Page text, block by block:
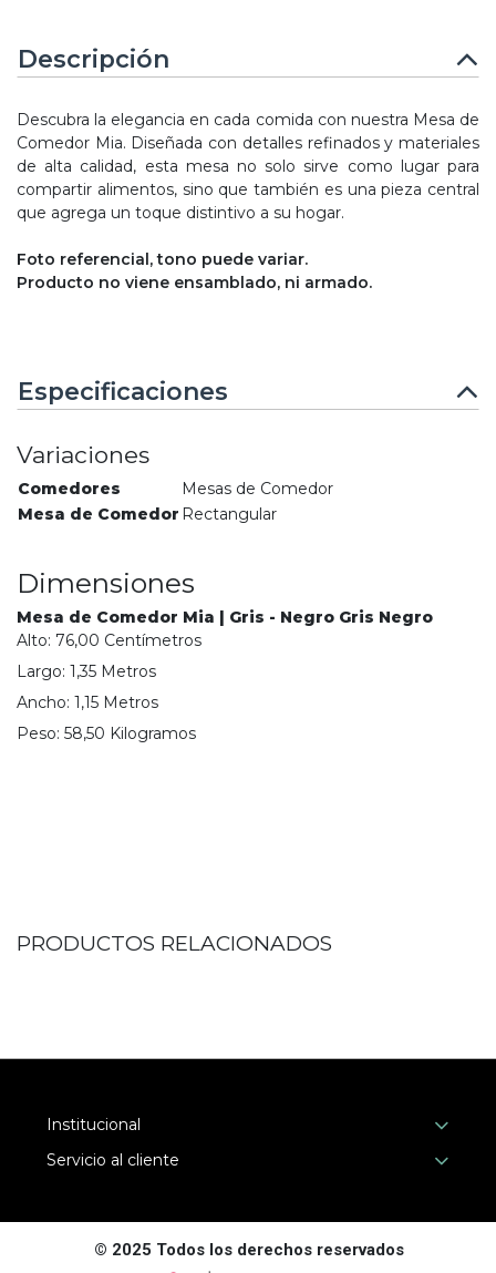
Descripción
Descubra la elegancia en cada comida con nuestra Mesa de
Comedor Mia. Diseñada con detalles refinados y materiales
de alta calidad, esta mesa no solo sirve como lugar para
compartir alimentos, sino que también es una pieza central
que agrega un toque distintivo a su hogar.
Foto referencial, tono puede variar.
Producto no viene ensamblado, ni armado.
Especificaciones
Variaciones
Comedores
Mesas de Comedor
Mesa de Comedor Rectangular
Dimensiones
Mesa de Comedor Mia | Gris - Negro Gris Negro
Alto: 76,00 Centímetros
Largo: 1,35 Metros
Ancho: 1,15 Metros
Peso: 58,50 Kilogramos
PRODUCTOS RELACIONADOS
Institucional
Servicio al cliente
© 2025 Todos los derechos reservados